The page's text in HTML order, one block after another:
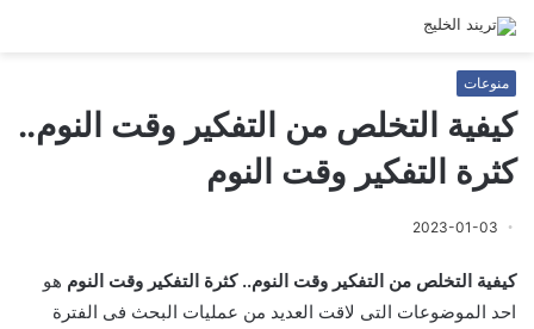
منوعات
كيفية التخلص من التفكير وقت النوم..
كثرة التفكير وقت النوم
2023-01-03
كيفية التخلص من التفكير وقت النوم.. كثرة التفكير وقت النوم هو
احد الموضوعات التى لاقت العديد من عمليات البحث فى الفترة